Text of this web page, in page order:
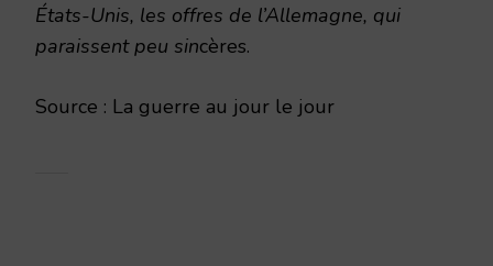
États-Unis, les offres de l’Allemagne, qui
paraissent peu sincères.
Source : La guerre au jour le jour